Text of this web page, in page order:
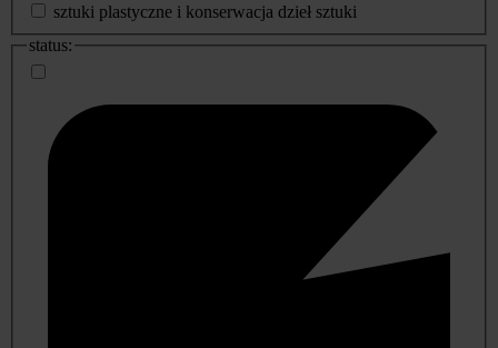
sztuki plastyczne i konserwacja dzieł sztuki
status: